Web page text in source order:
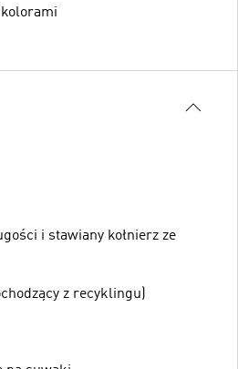
i stawiany kołnierz ze
z recyklingu)